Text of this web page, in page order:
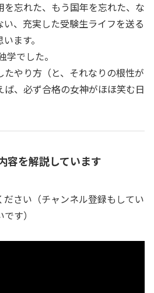
忘れた、もう国年を忘れた、な
、充実した受験生ライフを送る
ます。
でした。
やり方（と、それなりの根性が
、必ず合格の女神がほほ笑む日
容を解説しています
さい（チャンネル登録もしてい
す）